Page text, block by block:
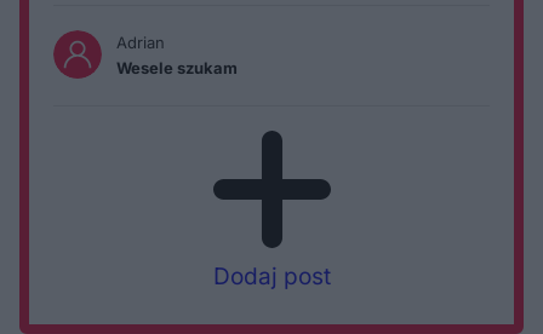
Adrian
Wesele szukam
Dodaj post